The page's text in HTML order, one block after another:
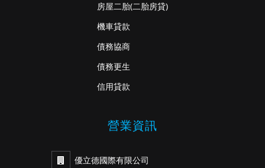
房屋二胎(二胎房貸)
機車貸款
債務協商
債務更生
信用貸款
營業資訊
優立德國際有限公司